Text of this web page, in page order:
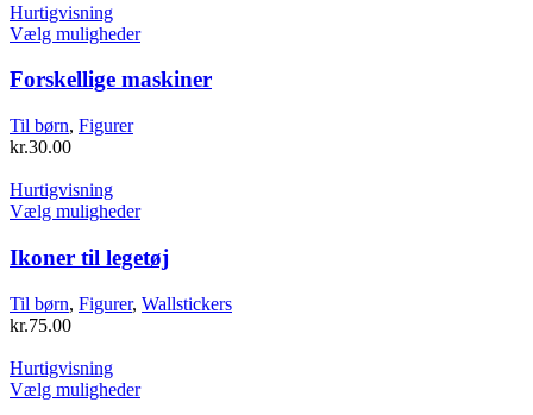
varesiden
Hurtigvisning
Vælg mulighederDette
har
på
varesiden
Forskellige maskiner
Til børn, Figurer
kr.30.00
Hurtigvisning
Vælg mulighederDette
har
flere
varianter.
Mulighederne
varesiden
Ikoner til legetøj
Til børn, Figurer, Wallstickers
kr.75.00
Hurtigvisning
Vælg mulighederDette